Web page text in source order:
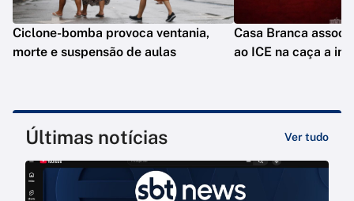
Ciclone-bomba provoca ventania,
morte e suspensão de aulas
Casa Branca
ao ICE na caça a
Últimas notícias Ver tudo